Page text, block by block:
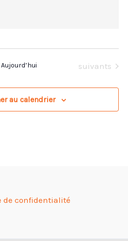
Aujourd’hui Évènements
suivants
au calendrier
de confidentialité